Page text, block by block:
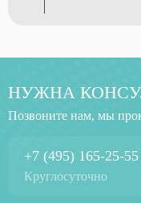
НУЖНА
Позвоните нам, мы
Круглосуточно
+7 (495) 165-25-55